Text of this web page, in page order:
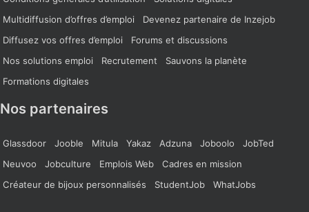
Multidiffusion d’offres d’emploi
Devenez partenaire de Inzejob
Diffusez vos offres d’emploi
Forums et discussions
Nos solutions emploi
Recrutement
Sauvons la planète
Formations digitales
Nos partenaires
Glassdoor Jooble Mitula Yakaz Adzuna Joboolo
JobTed
Neuvoo
Jobculture Emplois Web
Cadres en mission
Créateur de bijoux personnalisés
StudentJob WhatJobs